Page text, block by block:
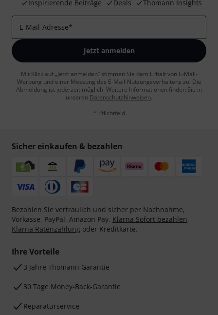
Inspirierende Beiträge
Deals Thomann Insights
E-Mail-Adresse*
Jetzt anmelden
Mit Klick auf „Jetzt anmelden“ stimmen Sie dem Erhalt von E-Mail-
Werbung und einer Messung des E-Mail-Nutzungsverhaltens zu. Die
Abmeldung ist jederzeit möglich. Weitere Informationen finden Sie in
unseren Datenschutzhinweisen.
* Pflichtfeld
Sicher einkaufen & bezahlen
Bezahlen Sie vertraulich und sicher per Nachnahme,
Vorkasse, PayPal, Amazon Pay, Klarna Sofort bezahlen,
Klarna Ratenzahlung oder Kreditkarte.
Ihre Vorteile
3 Jahre Thomann Garantie
30 Tage Money-Back-Garantie
Reparaturservice